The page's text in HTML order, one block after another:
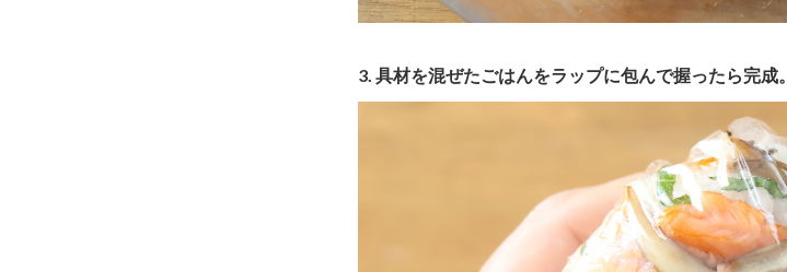
3. 具材を混ぜたごはんをラップに包んで握ったら完成。